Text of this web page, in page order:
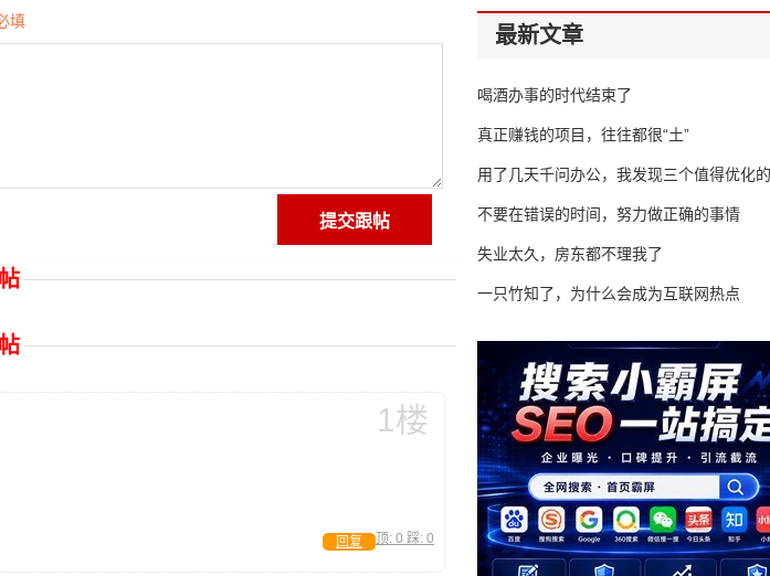
填
1楼
顶: 0 踩: 0
回复
最新文章
喝酒办事的时代结束了
真正赚钱的项目，往往都很“土”
用了几天千问办公，我发现三个值得优化
不要在错误的时间，努力做正确的事情
失业太久，房东都不理我了
一只竹知了，为什么会成为互联网热点